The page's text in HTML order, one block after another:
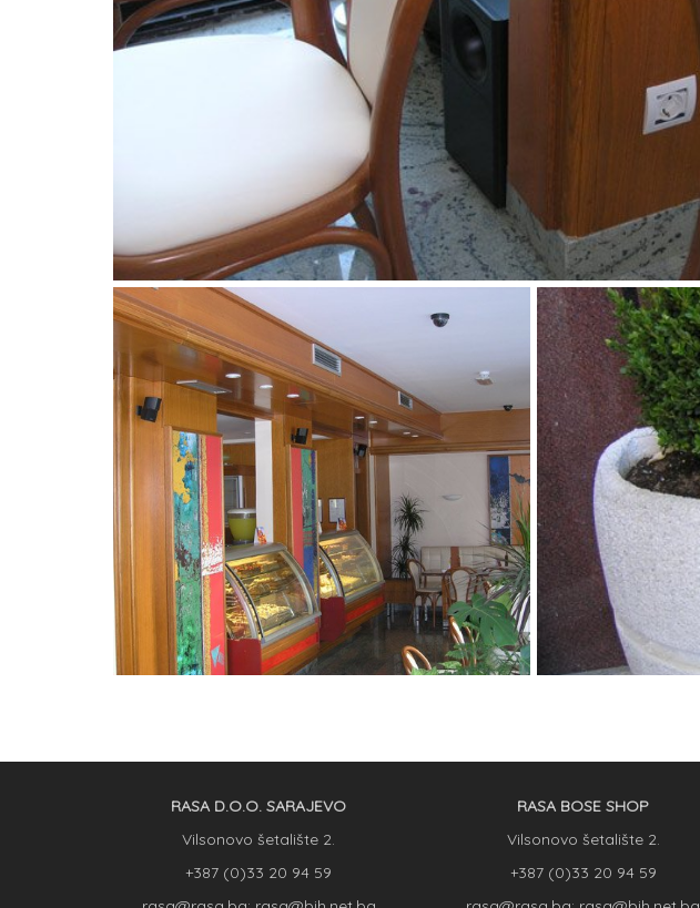
RASA D.O.O. SARAJEVO
Vilsonovo šetalište 2.
+387 (0)33 20 94 59
RASA BOSE SHOP
Vilsonovo šetalište 2.
+387 (0)33 20 94 59